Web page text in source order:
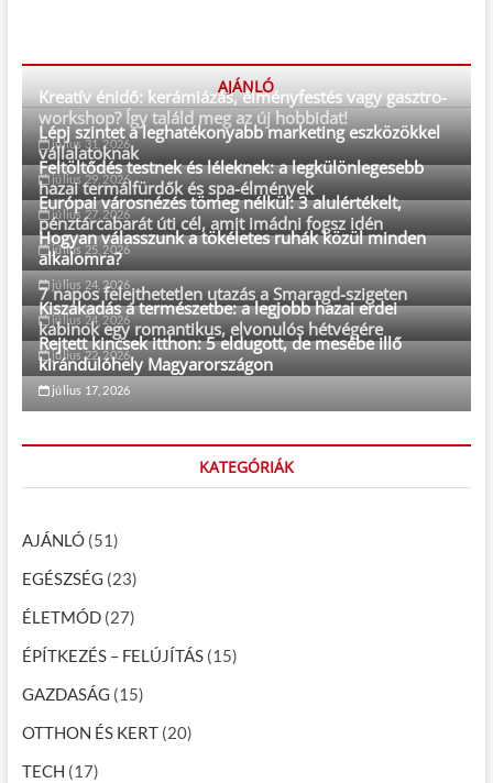
AJÁNLÓ
Kreatív énidő: kerámiázás, élményfestés vagy gasztro-
workshop? Így találd meg az új hobbidat!
július 31, 2026
Lépj szintet a leghatékonyabb marketing eszközökkel
vállalatoknak
július 29, 2026
Feltöltődés testnek és léleknek: a legkülönlegesebb
hazai termálfürdők és spa-élmények
július 27, 2026
Európai városnézés tömeg nélkül: 3 alulértékelt,
pénztárcabarát úti cél, amit imádni fogsz idén
július 25, 2026
Hogyan válasszunk a tökéletes ruhák közül minden
alkalomra?
július 24, 2026
7 napos felejthetetlen utazás a Smaragd-szigeten
július 24, 2026
Kiszakadás a természetbe: a legjobb hazai erdei
kabinok egy romantikus, elvonulós hétvégére
július 22, 2026
Rejtett kincsek itthon: 5 eldugott, de mesébe illő
kirándulóhely Magyarországon
július 17, 2026
KATEGÓRIÁK
AJÁNLÓ(51)
EGÉSZSÉG (23)
ÉLETMÓD(27)
ÉPÍTKEZÉS – FELÚJÍTÁS(15)
GAZDASÁG (15)
OTTHON ÉS KERT(20)
TECH (17)